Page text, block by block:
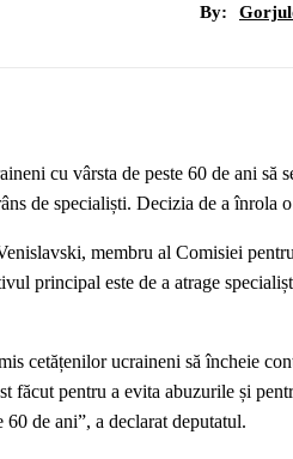
By:
cu vârsta de peste 60 de ani să
de specialiști. Decizia de a înrola
membru al Comisiei
principal este de a atrage
cetățenilor ucraineni să încheie
pentru a evita abuzurile și
60 de ani”, a declarat deputatul.